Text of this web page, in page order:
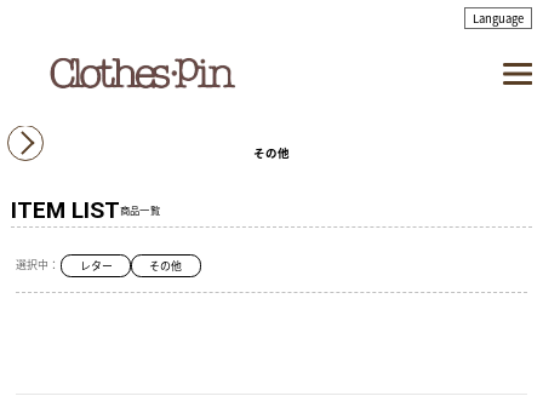
その他
ITEM LIST商品一覧
選択中： レター その他